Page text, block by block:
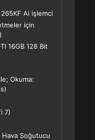
Ai işlemci
için
16GB 128 Bit
Okuma:
7)
Hava Soğutucu